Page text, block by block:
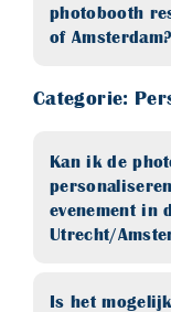
photobooth
of Amsterdam?
Categorie:
Kan ik de
evenement in
Utrecht/
Is het